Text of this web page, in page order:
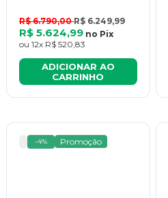
R$ 6.790,00R$ 6.249,99
R$ 5.624,99 no Pix
ou 12x R$ 520,83
ADICIONAR AO
CARRINHO
-4% Promoção